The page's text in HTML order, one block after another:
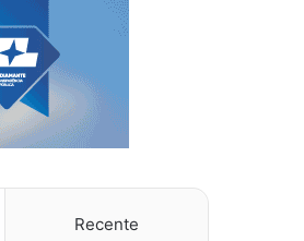
Recente